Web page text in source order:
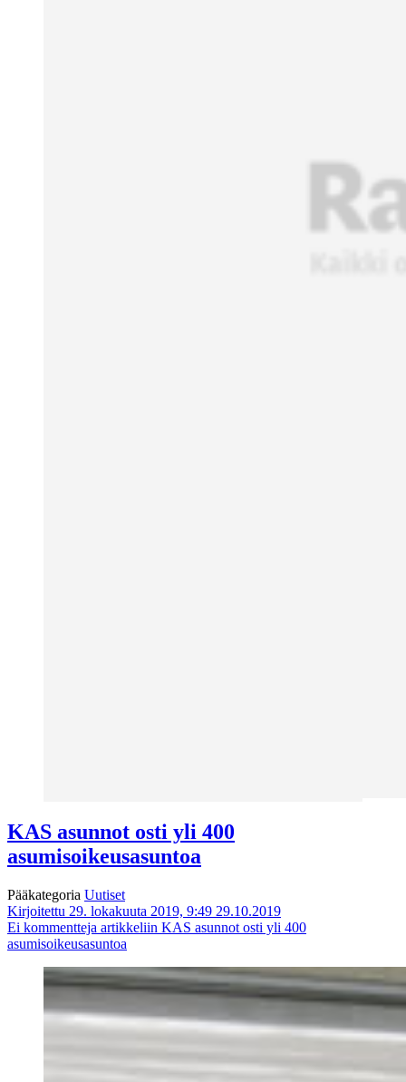
KAS asunnot osti yli 400
asumisoikeusasuntoa
Pääkategoria Uutiset
Kirjoitettu 29. lokakuuta 2019, 9:49 29.10.2019
Ei kommentteja artikkeliin KAS asunnot osti yli 400
asumisoikeusasuntoa